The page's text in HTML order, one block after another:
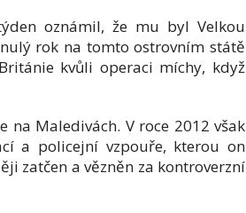
oznámil, že mu byl Velkou
rok na tomto ostrovním státě
kvůli operaci míchy, když
na Maledivách. V roce 2012 však
a policejní vzpouře, kterou on
zatčen a vězněn za kontroverzní